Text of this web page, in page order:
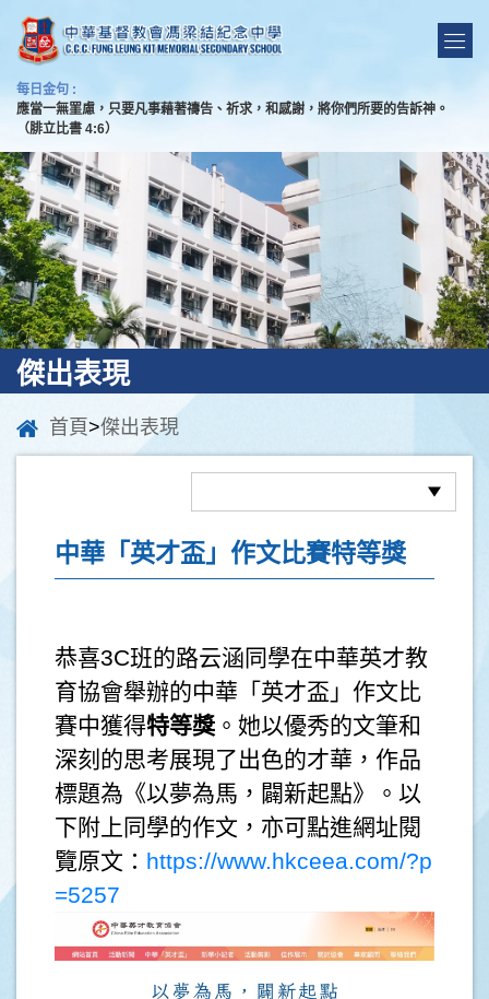
每日金句 :
應當一無罣慮，只要凡事藉著禱告、祈求，和感謝，將你們所要的告訴神。
（腓立比書 4:6）
傑出表現
首頁>傑出表現
中華「英才盃」作文比賽特等獎
恭喜3C班的路云涵同學在中華英才教
育協會舉辦的中華「英才盃」作文比
賽中獲得特等獎 。她以優秀的文筆和
深刻的思考展現了出色的才華，作品
標題為《以夢為馬，闢新起點》。以
下附上同學的作文，亦可點進網址閱
覽原文： https://www.hkceea.com/?p
=5257